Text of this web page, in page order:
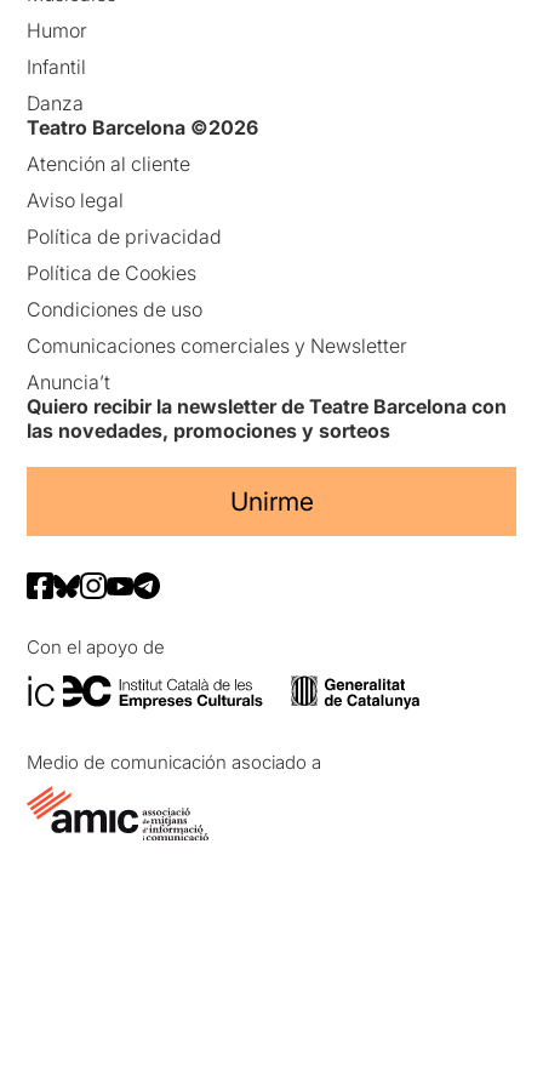
Humor
Infantil
Danza
Teatro Barcelona ©2026
Atención al cliente
Aviso legal
Política de privacidad
Política de Cookies
Condiciones de uso
Comunicaciones comerciales y Newsletter
Anuncia’t
Quiero recibir la newsletter de Teatre Barcelona con
las novedades, promociones y sorteos
Unirme
Con el apoyo de
Medio de comunicación asociado a